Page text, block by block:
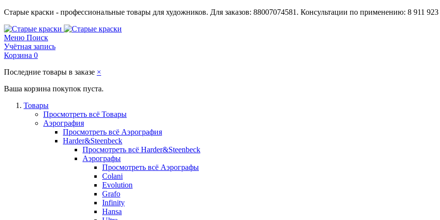
Старые краски - профессиональные товары для художников. Для заказов: 88007074581. Консультации по применению: 8 911 923
Меню Поиск
Учётная запись
Корзина 0
Последние товары в заказе ×
Ваша корзина покупок пуста.
Товары
Просмотреть всё Товары
Аэрография
Просмотреть всё Аэрография
Harder&Steenbeck
Просмотреть всё Harder&Steenbeck
Аэрографы
Просмотреть всё Аэрографы
Colani
Evolution
Grafo
Infinity
Hansa